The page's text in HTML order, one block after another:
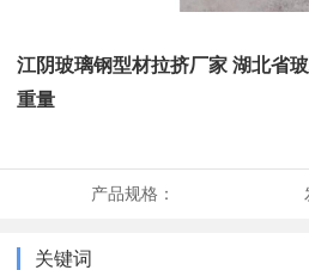
江阴玻璃钢型材拉挤厂家 湖北省
重量
产品规格：
关键词